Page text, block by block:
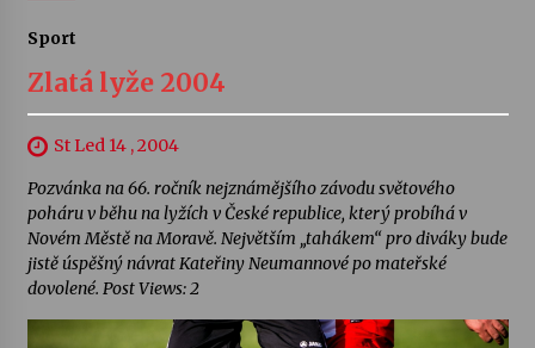
Sport
Zlatá lyže 2004
St Led 14 , 2004
Pozvánka na 66. ročník nejznámějšího závodu světového
poháru v běhu na lyžích v České republice, který probíhá v
Novém Městě na Moravě. Největším „tahákem“ pro diváky bude
jistě úspěšný návrat Kateřiny Neumannové po mateřské
dovolené. Post Views: 2